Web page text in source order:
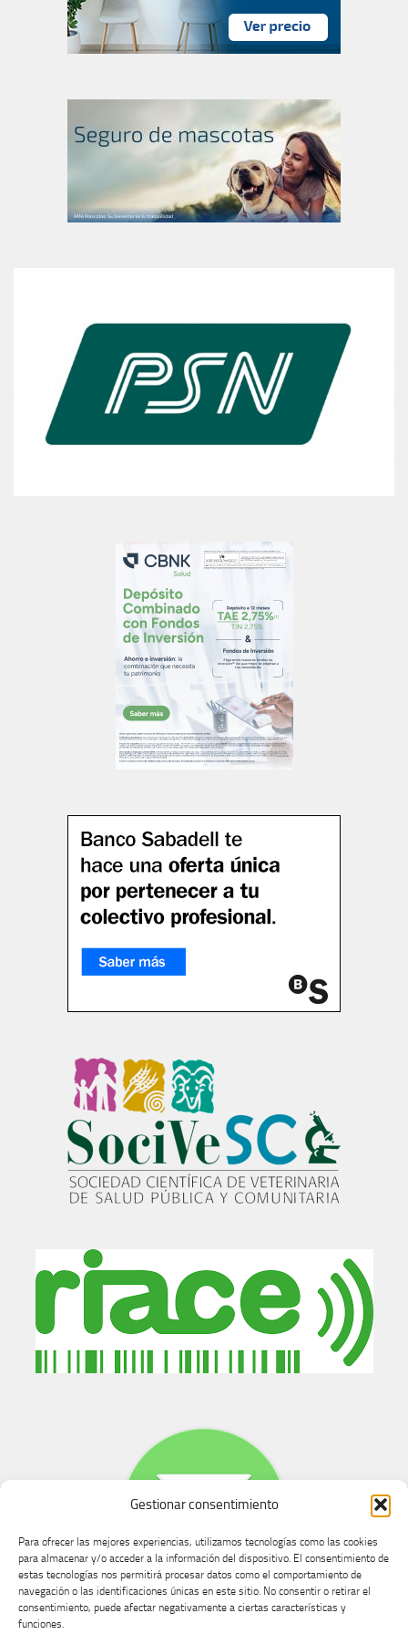
Gestionar consentimiento
Para ofrecer las mejores experiencias, utilizamos tecnologías como las cookies
para almacenar y/o acceder a la información del dispositivo. El consentimiento de
estas tecnologías nos permitirá procesar datos como el comportamiento de
navegación o las identificaciones únicas en este sitio. No consentir o retirar el
consentimiento, puede afectar negativamente a ciertas características y
funciones.
Buzón de dudas, quejas y sugerencias